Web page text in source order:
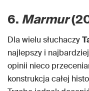
6. Marmur
Dla wielu słuchaczy
najlepszy i
opinii nieco
konstrukcja całej